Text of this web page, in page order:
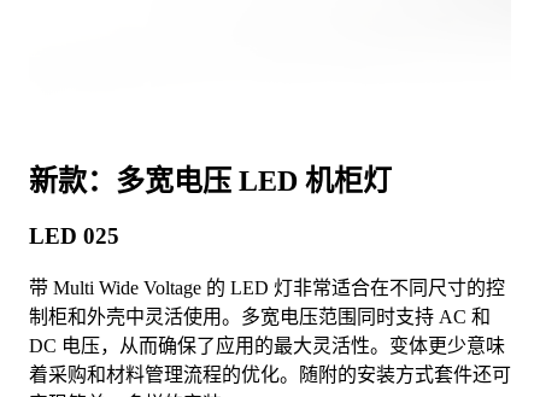
新款：多宽电压 LED 机柜灯
LED 025
带 Multi Wide Voltage 的 LED 灯非常适合在不同尺寸的控
制柜和外壳中灵活使用。多宽电压范围同时支持 AC 和
DC 电压，从而确保了应用的最大灵活性。变体更少意味
着采购和材料管理流程的优化。随附的安装方式套件还可